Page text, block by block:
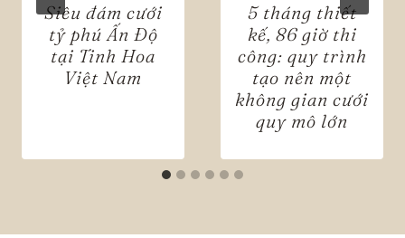
Siêu đám cưới
tỷ phú Ấn Độ
tại Tinh Hoa
Việt Nam
5 tháng thiết
kế, 86 giờ thi
công: quy trình
tạo nên một
không gian cưới
quy mô lớn